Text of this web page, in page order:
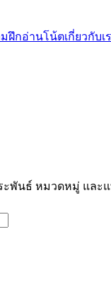
ฝึกอ่านโน้ตเกี่ยวกับเ
ะพันธ์ หมวดหมู่ และ